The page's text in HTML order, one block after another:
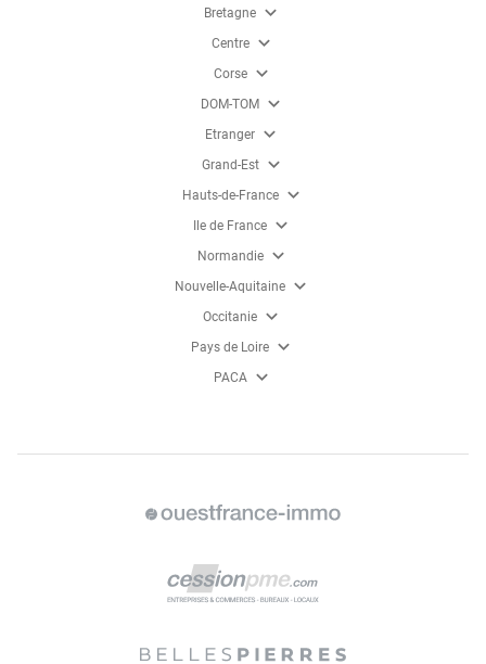
Bretagne expand_more
Centre expand_more
Corse expand_more
DOM-TOM expand_more
Etranger expand_more
Grand-Est expand_more
Hauts-de-France expand_more
Ile de France expand_more
Normandie expand_more
Nouvelle-Aquitaine expand_more
Occitanie expand_more
Pays de Loire expand_more
PACA expand_more